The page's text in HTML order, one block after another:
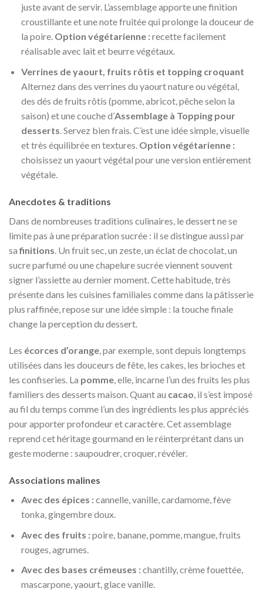
juste avant de servir. L’assemblage apporte une finition
croustillante et une note fruitée qui prolonge la douceur de
la poire. Option végétarienne :recette facilement
réalisable avec lait et beurre végétaux.
Verrines de yaourt, fruits rôtis et topping croquant
Alternez dans des verrines du yaourt nature ou végétal,
des dés de fruits rôtis (pomme, abricot, pêche selon la
saison) et une couche d’Assemblage à Topping pour
desserts . Servez bien frais. C’est une idée simple, visuelle
et très équilibrée en textures. Option végétarienne :
choisissez un yaourt végétal pour une version entièrement
végétale.
Anecdotes & traditions
Dans de nombreuses traditions culinaires, le dessert ne se
limite pas à une préparation sucrée : il se distingue aussi par
safinitions . Un fruit sec, un zeste, un éclat de chocolat, un
sucre parfumé ou une chapelure sucrée viennent souvent
signer l’assiette au dernier moment. Cette habitude, très
présente dans les cuisines familiales comme dans la pâtisserie
plus raffinée, repose sur une idée simple : la touche finale
change la perception du dessert.
Les écorces d’orange, par exemple, sont depuis longtemps
utilisées dans les douceurs de fête, les cakes, les brioches et
les confiseries. La pomme, elle, incarne l’un des fruits les plus
familiers des desserts maison. Quant au cacao, il s’est imposé
au fil du temps comme l’un des ingrédients les plus appréciés
pour apporter profondeur et caractère. Cet assemblage
reprend cet héritage gourmand en le réinterprétant dans un
geste moderne : saupoudrer, croquer, révéler.
Associations malines
Avec des épices :cannelle, vanille, cardamome, fève
tonka, gingembre doux.
Avec des fruits :poire, banane, pomme, mangue, fruits
rouges, agrumes.
Avec des bases crémeuses :chantilly, crème fouettée,
mascarpone, yaourt, glace vanille.